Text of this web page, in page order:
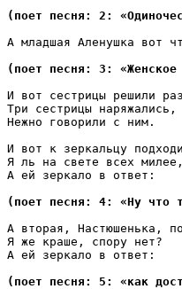
(поет песня: 2:
А младшая Аленушка вот
(поет песня: 3: «Женское
И вот сестрицы решили
Три сестрицы
Нежно говорили с ним.
И вот к зеркальцу
Я ль на свете всех
А ей зеркало в ответ:
(поет песня: 4: «Ну что
А вторая, Настюшенька,
Я же краше, спору нет?
А ей зеркало в ответ:
(поет песня: 5: «как